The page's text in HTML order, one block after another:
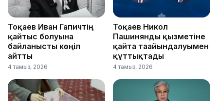
Тоқаев Иван Гапичтің
қайтыс болуына
байланысты көңіл
айтты
4 тамыз, 2026
Тоқаев Никол
Пашинянды қызметіне
қайта тағайындалуымен
құттықтады
4 тамыз, 2026